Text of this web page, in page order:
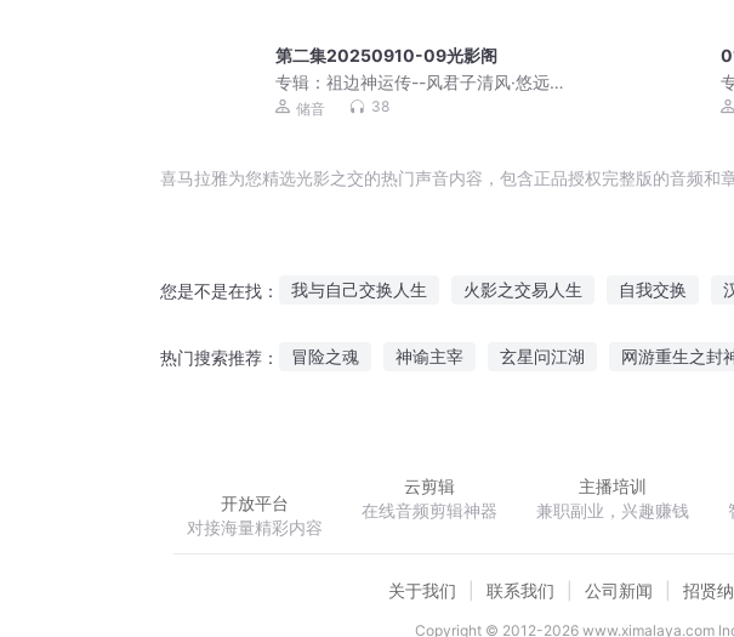
第二集20250910-09光影阁
专辑： 祖边神运传--风君子清风·悠远动
人天界史
储音 38
|
喜马拉雅为您精选光影之交的热门声音内容，包含正品授权完整版的音频和
您是不是在找： 我与自己交换人生 火影之交易人生 自我交换
热门搜索推荐： 冒险之魂 神谕主宰 玄星问江湖 网游重生之封
开放平台
对接海量精彩内容
云剪辑
在线音频剪辑神器
主播培训
兼职副业，兴趣赚钱
关于我们 联系我们 公司新闻 招贤
Copyright © 2012-2026www.ximalaya.com